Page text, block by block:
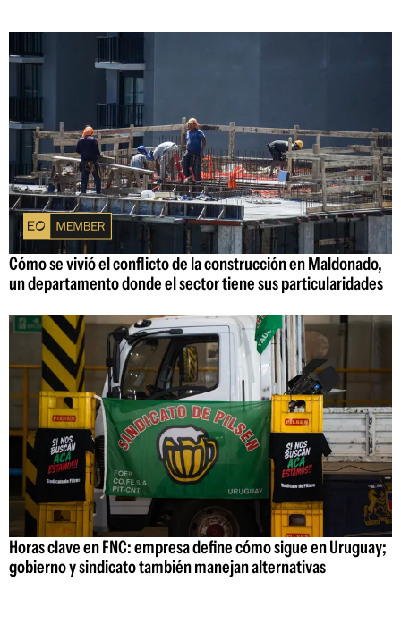
Cómo se vivió el conflicto de la construcción en Maldonado,
un departamento donde el sector tiene sus particularidades
Horas clave en FNC: empresa define cómo sigue en Uruguay;
gobierno y sindicato también manejan alternativas